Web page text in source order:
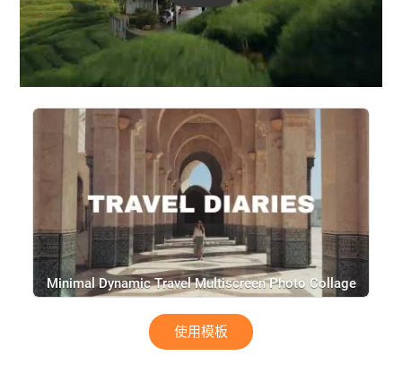
Minimal Dynamic Travel Multiscreen Photo Collage
Slideshow
使用模板